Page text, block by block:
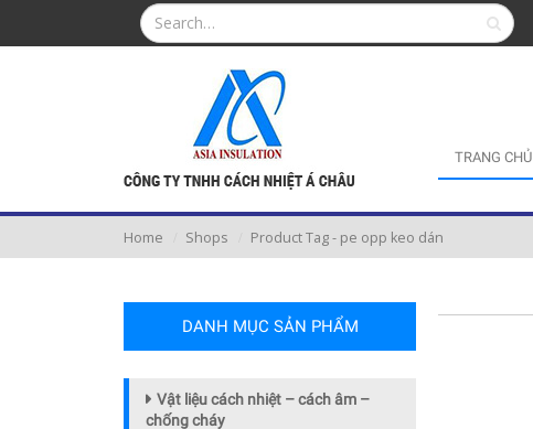
TRANG CHỦ
Home Shops Product Tag - pe opp keo dán
DANH MỤC SẢN PHẨM
Vật liệu cách nhiệt – cách âm –
chống cháy